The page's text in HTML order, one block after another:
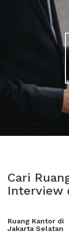
Cari
Interview
Ruang Kantor di
Jakarta Selatan